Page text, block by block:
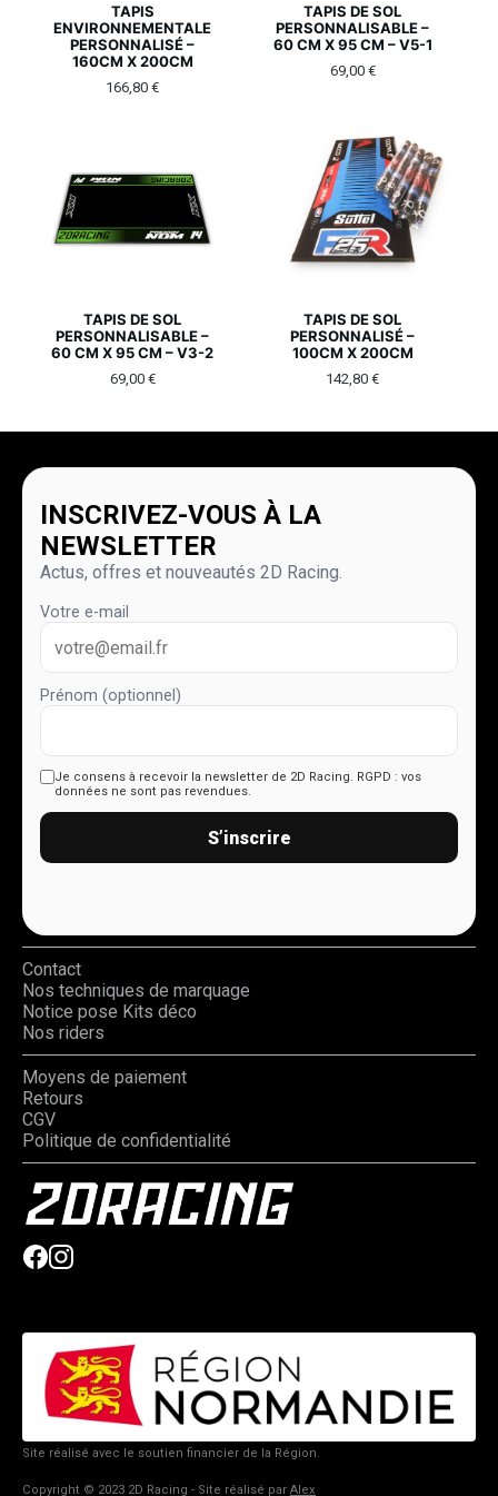
TAPIS
ENVIRONNEMENTALE
PERSONNALISÉ –
160CM X 200CM
166,80 €
TAPIS DE SOL
PERSONNALISABLE –
60 CM X 95 CM – V5-1
69,00 €
TAPIS DE SOL
PERSONNALISABLE –
60 CM X 95 CM – V3-2
69,00 €
TAPIS DE SOL
PERSONNALISÉ –
100CM X 200CM
142,80 €
INSCRIVEZ-VOUS À LA
NEWSLETTER
Actus, offres et nouveautés 2D Racing.
Votre e-mail
Prénom (optionnel)
Je consens à recevoir la newsletter de 2D Racing. RGPD : vos
données ne sont pas revendues.
S’inscrire
Contact
Nos techniques de marquage
Notice pose Kits déco
Nos riders
Moyens de paiement
Retours
CGV
Politique de confidentialité
Site réalisé avec le soutien financier de la Région.
Copyright © 2023 2D Racing - Site réalisé par Alex